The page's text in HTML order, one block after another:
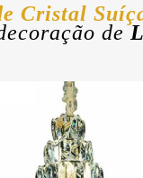
Cristal
de